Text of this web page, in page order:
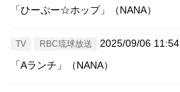
「ひーぷー☆ホップ」（NANA）
TV RBC琉球放送
2025/09/06 11:54
「Aランチ」（NANA）